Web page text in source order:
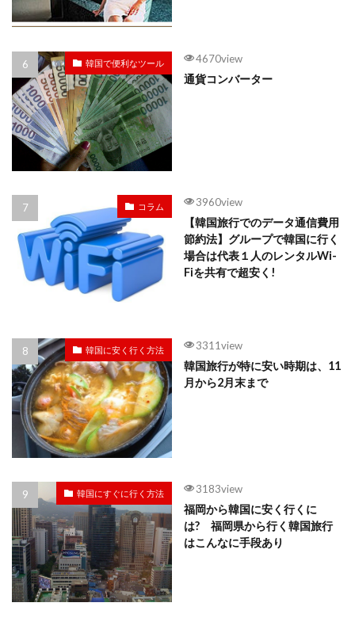
韓国で便利なツール 4670view
通貨コンバーター
コラム 3960view
【韓国旅行でのデータ通信費用
節約法】グループで韓国に行く
場合は代表１人のレンタルWi-
Fiを共有で超安く!
韓国に安く行く方法 3311view
韓国旅行が特に安い時期は、11
月から2月末まで
韓国にすぐに行く方法 3183view
福岡から韓国に安く行くに
は? 福岡県から行く韓国旅行
はこんなに手段あり